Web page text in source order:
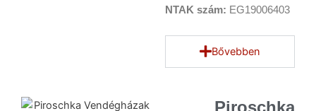
NTAK szám: EG19006403
Bővebben
Piroschka